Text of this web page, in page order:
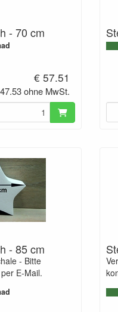
- 70 cm
€ 57.51
ohne MwSt.
- 85 cm
- Bitte
E-Mail.